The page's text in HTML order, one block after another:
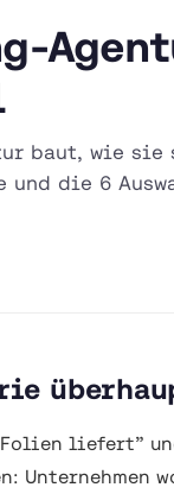
baut, wie sie
die 6
liefert”
Unternehmen